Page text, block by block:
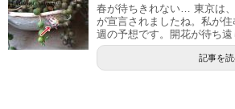
春が待ちきれない… 東京は
が宣言されましたね。私が
週の予想です。開花が待ち
記事を